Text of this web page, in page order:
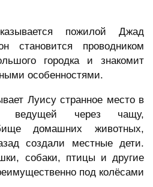
пожилой Джад
становится проводником
городка и знакомит
особенностями.
Луису странное место в
ведущей через чащу,
домашних животных,
создали местные дети.
собаки, птицы и другие
под колёсами